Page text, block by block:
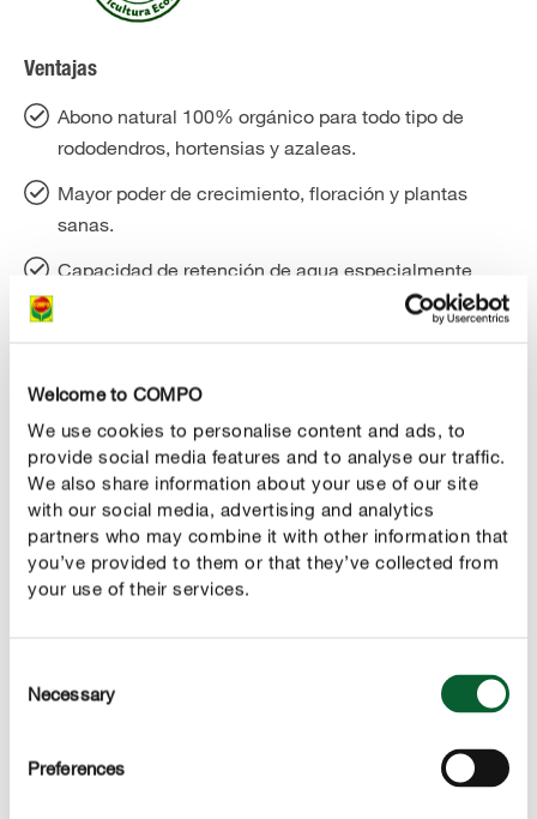
Welcome to COMPO
We use cookies to personalise content and ads, to
provide social media features and to analyse our traffic.
We also share information about your use of our site
with our social media, advertising and analytics
partners who may combine it with other information that
you’ve provided to them or that they’ve collected from
your use of their services.
Selection
Necessary
Preferences
Ventajas
Abono natural 100% orgánico para todo tipo de
rododendros, hortensias y azaleas.
Mayor poder de crecimiento, floración y plantas
sanas.
Capacidad de retención de agua especialmente
buena para un suelo aireado y revitalizado, incluso
duración.
Producto apto para su uso en agricultura ecológica
DESCRIPCIÓN DEL PRODUCTO